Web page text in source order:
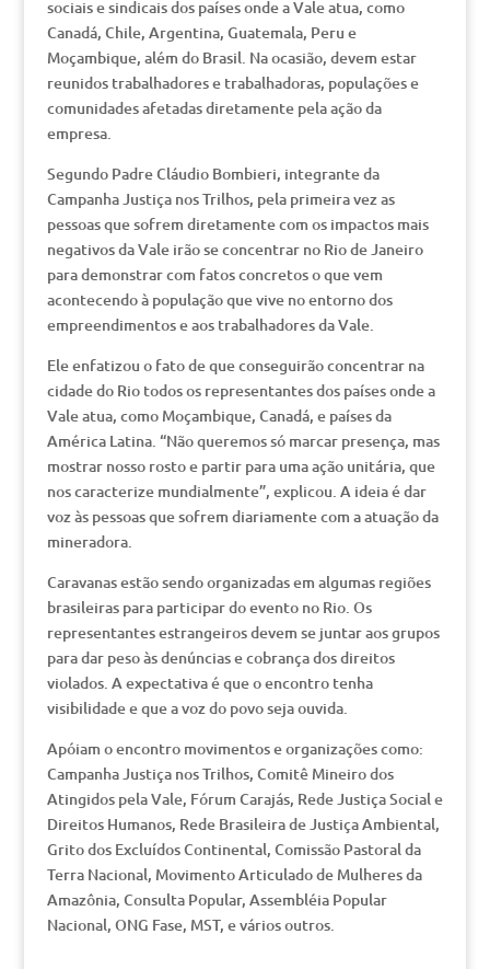
sociais e sindicais dos países onde a Vale atua, como
Canadá, Chile, Argentina, Guatemala, Peru e
Moçambique, além do Brasil. Na ocasião, devem estar
reunidos trabalhadores e trabalhadoras, populações e
comunidades afetadas diretamente pela ação da
empresa.
Segundo Padre Cláudio Bombieri, integrante da
Campanha Justiça nos Trilhos, pela primeira vez as
pessoas que sofrem diretamente com os impactos mais
negativos da Vale irão se concentrar no Rio de Janeiro
para demonstrar com fatos concretos o que vem
acontecendo à população que vive no entorno dos
empreendimentos e aos trabalhadores da Vale.
Ele enfatizou o fato de que conseguirão concentrar na
cidade do Rio todos os representantes dos países onde a
Vale atua, como Moçambique, Canadá, e países da
América Latina. “Não queremos só marcar presença, mas
mostrar nosso rosto e partir para uma ação unitária, que
nos caracterize mundialmente”, explicou. A ideia é dar
voz às pessoas que sofrem diariamente com a atuação da
mineradora.
Caravanas estão sendo organizadas em algumas regiões
brasileiras para participar do evento no Rio. Os
representantes estrangeiros devem se juntar aos grupos
para dar peso às denúncias e cobrança dos direitos
violados. A expectativa é que o encontro tenha
visibilidade e que a voz do povo seja ouvida.
Apóiam o encontro movimentos e organizações como:
Campanha Justiça nos Trilhos, Comitê Mineiro dos
Atingidos pela Vale, Fórum Carajás, Rede Justiça Social e
Direitos Humanos, Rede Brasileira de Justiça Ambiental,
Grito dos Excluídos Continental, Comissão Pastoral da
Terra Nacional, Movimento Articulado de Mulheres da
Amazônia, Consulta Popular, Assembléia Popular
Nacional, ONG Fase, MST, e vários outros.